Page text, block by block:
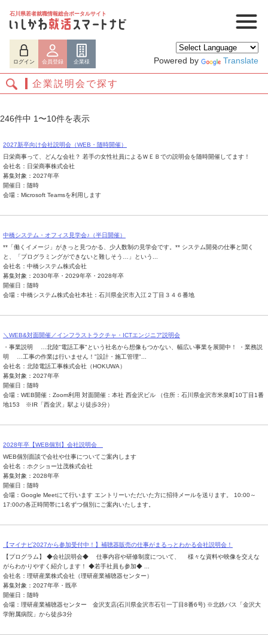
石川県若者就職情報総合ポータルサイト
ログイン 会員登録 企業様 Powered by Translate
企業説明会で探す
246件中 1〜10件を表示
2027新卒向け会社説明会（WEB・随時開催）
日栄商事って、どんな会社？ 若手の女性社員によるＷＥＢでの説明会を随時開催してます！
会社名：日栄商事株式会社
募集対象：2027年卒
開催日：随時
会場：Microsoft Teamsを利用します
中橋システム・オフィス見学会♪（半日開催）
**「働くイメージ」がきっと見つかる、少人数制の見学会です。** システム開発の仕事と聞く
と、「プログラミングができないと難しそう…」という...
会社名：中橋システム株式会社
募集対象：2030年卒・2029年卒・2028年卒
開催日：随時
会場：中橋システム株式会社本社：石川県金沢市入江２丁目３４６番地
＼WEB&対面開催／インフラストラクチャ・ICTエンジニア説明会
・事業説明 …北陸"電話工事"という社名から想像もつかない、幅広い事業を展開中！ ・業務説
明 …工事の作業は行いません！"設計・施工管理"...
会社名：北陸電話工事株式会社（HOKUWA）
募集対象：2027年卒
開催日：随時
会場：WEB開催：Zoom利用 対面開催：本社 西金沢ビル （住所：石川県金沢市米泉町10丁目1番
地153 ※IR「西金沢」駅より徒歩3分）
2028年卒【WEB個別】会社説明会
WEB個別面談で会社や仕事についてご案内します
会社名：ホクショー辻茂株式会社
募集対象：2028年卒
開催日：随時
会場：Google Meetにて行います エントリーいただいた方に招待メールを送ります。 10:00～
17:00の各正時間帯に1名ずつ個別にご案内いたします。
【マイナビ2027から参加受付中！】補聴器販売の仕事がまるっとわかる会社説明会！
【プログラム】 ◆会社説明会◆ 仕事内容や研修制度について、 様々な資料や映像を交えな
がらわかりやすく紹介します！ ◆若手社員も参加◆ ...
会社名：理研産業株式会社（理研産業補聴器センター）
募集対象：2027年卒・既卒
開催日：随時
会場：理研産業補聴器センター 金沢支店(石川県金沢市石引一丁目8番6号) ※北鉄バス「金沢大
学附属病院」から徒歩3分